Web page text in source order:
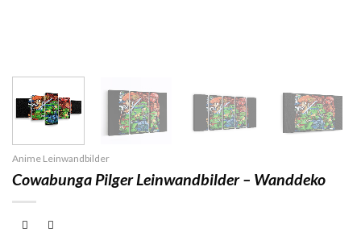
Anime Leinwandbilder
Cowabunga Pilger Leinwandbilder – Wanddeko